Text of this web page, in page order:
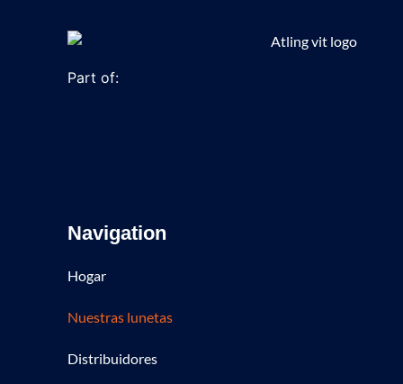
Part of:
Navigation
Hogar
Nuestras lunetas
Distribuidores